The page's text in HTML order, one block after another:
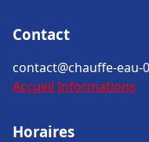
Contact
contact@chauffe-eau-
Accueil Informations
Horaires